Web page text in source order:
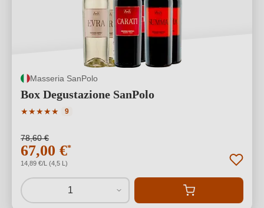
Masseria SanPolo
Box Degustazione SanPolo
★★★★★
Valutazione media di 5 su 5 stelle
9
78,60 €
67,00 €*
14,89 €/L (4,5 L)
1